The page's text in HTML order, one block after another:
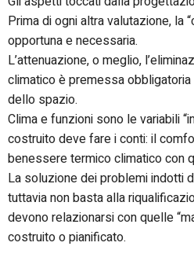
Prima di ogni altra valutazione, la
opportuna e necessaria.
L’attenuazione, o meglio,
climatico è premessa
dello spazio.
Clima e funzioni sono le variabili
costruito deve fare i conti: il
benessere termico climatico con
La soluzione dei problemi indotti
tuttavia non basta alla
devono relazionarsi con quelle
costruito o pianificato.